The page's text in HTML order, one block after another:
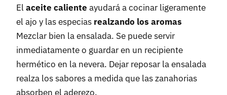
El aceite caliente ayudará a cocinar ligeramente
el ajo y las especias realzando los aromas
Mezclar bien la ensalada. Se puede servir
inmediatamente o guardar en un recipiente
hermético en la nevera. Dejar reposar la ensalada
realza los sabores a medida que las zanahorias
absorben el aderezo.